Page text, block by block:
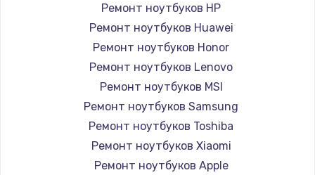
Ремонт ноутбуков HP
Ремонт ноутбуков Huawei
Ремонт ноутбуков Honor
Ремонт ноутбуков Lenovo
Ремонт ноутбуков MSI
Ремонт ноутбуков Samsung
Ремонт ноутбуков Toshiba
Ремонт ноутбуков Xiaomi
Ремонт ноутбуков Apple